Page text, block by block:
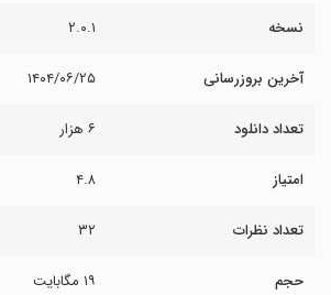
نسخه ۲.۰.۱
آخرین بروزرسانی ۱۴۰۴/۰۶/۲۵
تعداد دانلود ۶ هزار
امتیاز ۴.۸
تعداد نظرات ۳۲
حجم ۱۹ مگابایت